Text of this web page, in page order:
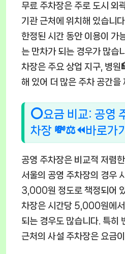
무료 주차장은 주로 도시
기관 근처에 위치해 있습니
한정된 시간 동안 이용이 가
는 만차가 되는 경우가 많습
차장은 주요 상업 지구, 병원
해 있어 더 많은 주차 공간을
⭕요금 비교: 공영
차장 💸⚖️⏪바로가
공영 주차장은 비교적 저렴
서울의 공영 주차장의 경우
3,000원 정도로 책정되어
차장은 시간당 5,000원에
되는 경우도 많습니다. 특히
근처의 사설 주차장은 요금